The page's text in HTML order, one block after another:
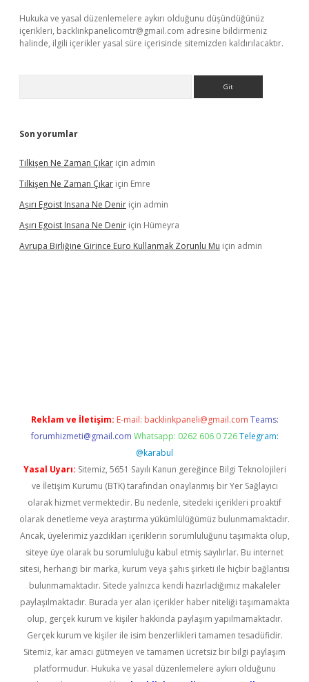
Hukuka ve yasal düzenlemelere aykırı olduğunu düşündüğünüz
içerikleri, backlinkpanelicomtr@gmail.com adresine bildirmeniz
halinde, ilgili içerikler yasal süre içerisinde sitemizden kaldırılacaktır.
Son yorumlar
Tilkişen Ne Zaman Çıkar için admin
Tilkişen Ne Zaman Çıkar için Emre
Aşırı Egoist Insana Ne Denir için admin
Aşırı Egoist Insana Ne Denir için Hümeyra
Avrupa Birliğine Girince Euro Kullanmak Zorunlu Mu için admin
Reklam ve İletişim: E-mail: backlinkpaneli@gmail.com Teams:
forumhizmeti@gmail.com Whatsapp: 0262 606 0 726 Telegram:
@karabul
Yasal Uyarı: Sitemiz, 5651 Sayılı Kanun gereğince Bilgi Teknolojileri
ve İletişim Kurumu (BTK) tarafından onaylanmış bir Yer Sağlayıcı
olarak hizmet vermektedir. Bu nedenle, sitedeki içerikleri proaktif
olarak denetleme veya araştırma yükümlülüğümüz bulunmamaktadır.
Ancak, üyelerimiz yazdıkları içeriklerin sorumluluğunu taşımakta olup,
siteye üye olarak bu sorumluluğu kabul etmiş sayılırlar. Bu internet
sitesi, herhangi bir marka, kurum veya şahıs şirketi ile hiçbir bağlantısı
bulunmamaktadır. Sitede yalnızca kendi hazırladığımız makaleler
paylaşılmaktadır. Burada yer alan içerikler haber niteliği taşımamakta
olup, gerçek kurum ve kişiler hakkında paylaşım yapılmamaktadır.
Gerçek kurum ve kişiler ile isim benzerlikleri tamamen tesadüfidir.
Sitemiz, kar amacı gütmeyen ve tamamen ücretsiz bir bilgi paylaşım
platformudur. Hukuka ve yasal düzenlemelere aykırı olduğunu